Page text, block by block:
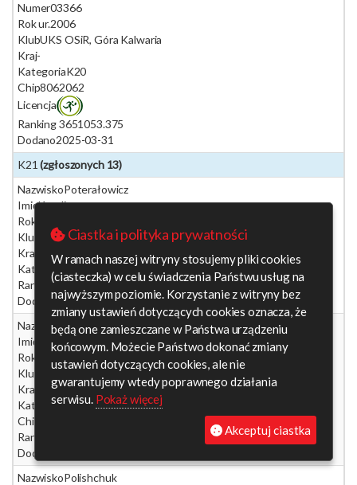
Numer03366
Rok ur.2006
KlubUKS OSiR, Góra Kalwaria
Kraj-
KategoriaK20
Chip8062062
Licencja
Ranking 3651053.375
Dodano2025-03-31
K21 (zgłoszonych 13)
NazwiskoPoterałowicz
ImięKarolina
Rok ur.
Klub
Studzienice
Kraj
Poland (Polska)
Kategoria
Ranking 3650
Dodano2025-04-22
NazwiskoParfianowicz
Imię
Katarzyna
Rok ur.
1992
Klub
Warszawa
Kraj
Poland (Polska)
Kategoria K21
Chip
Ranking 365
Dodano
NazwiskoPolishchuk
Ciastka i polityka prywatności
W ramach naszej witryny stosujemy pliki cookies
(ciasteczka) w celu świadczenia Państwu usług na
najwyższym poziomie. Korzystanie z witryny bez
zmiany ustawień dotyczących cookies oznacza, że
będą one zamieszczane w Państwa urządzeniu
końcowym. Możecie Państwo dokonać zmiany
ustawień dotyczących cookies, ale nie
gwarantujemy wtedy poprawnego działania
serwisu. Pokaż więcej
Akceptuj ciastka